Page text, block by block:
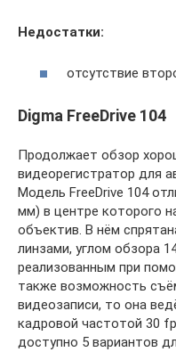
Недостатки:
отсутствие
Digma FreeDrive 104
Продолжает обзор
видеорегистратор для
Модель FreeDrive 104
мм) в центре которого
объектив. В нём
линзами, углом обзора
реализованным при
также возможность
видеозаписи, то она
кадровой частотой 30
доступно 5 вариантов